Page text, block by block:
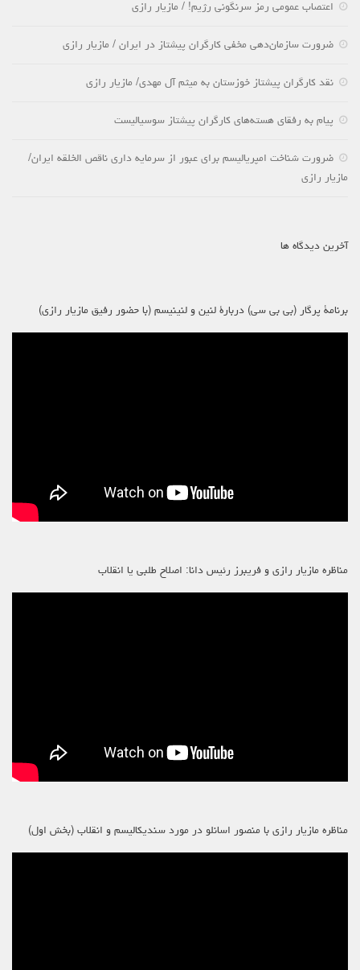
اعتصاب عمومی رمز سرنگونی رژیم! / مازیار رازی
ضرورت سازمان‌دهی مخفی کارگران پیشتاز در ایران / مازیار رازی
نقد کارگران پیشتاز خوزستان به میثم آل مهدی/ مازیار رازی
پیام به رفقای هسته‌های کارگران پیشتاز سوسیالیست
ضرورت شناخت امپریالیسم برای عبور از سرمایه داری ناقص الخلقه ایران/
مازیار رازی
آخرین دیدگاه ها
برنامۀ پرگار (بی بی سی) دربارۀ لنین و لنینیسم (با حضور رفیق مازیار رازی)
مناظره مازیار رازی و فریبرز رئیس دانا: اصلاح طلبی یا انقلاب
مناظره مازیار رازی با منصور اسانلو در مورد سندیکالیسم و انقلاب (بخش اول)